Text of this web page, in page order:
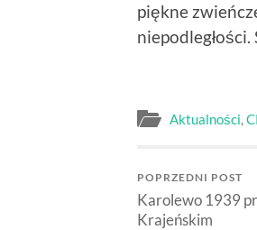
piękne
Aktualności,
POPRZEDNI POST
Karolewo 1939
Krajeńskim